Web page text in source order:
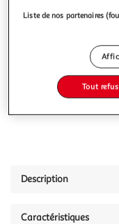
Retrait offert dès
Concept
269,90€
Description
Caractéristiques
Liste de nos partenaires
Tout